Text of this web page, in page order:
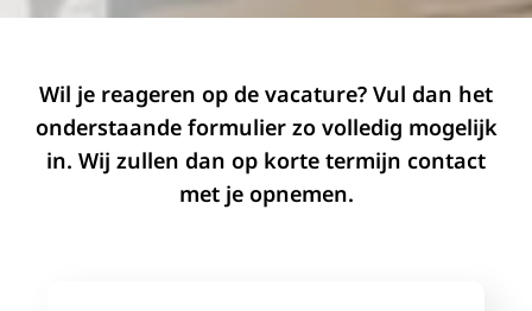
Wil je reageren op de vacature? Vul dan het
onderstaande formulier zo volledig mogelijk
in. Wij zullen dan op korte termijn contact
met je opnemen.